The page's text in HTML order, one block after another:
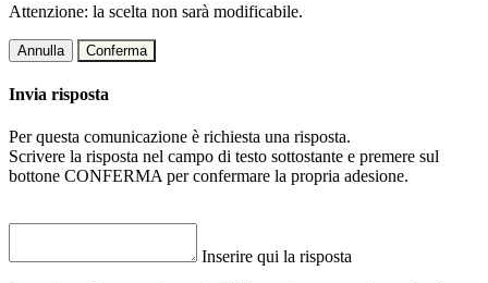
Attenzione: la scelta non sarà modificabile.
Annulla Conferma
Invia risposta
Per questa comunicazione è richiesta una risposta.
Scrivere la risposta nel campo di testo sottostante e premere sul
bottone CONFERMA per confermare la propria adesione.
Inserire qui la risposta